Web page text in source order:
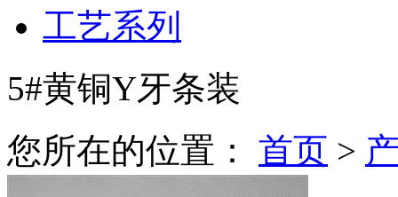
工艺系列
5#黄铜Y牙条装
您所在的位置： 首页 >